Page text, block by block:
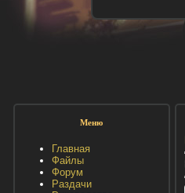
Меню
Главная
Файлы
Форум
Раздачи